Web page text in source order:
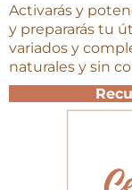
Activarás y
y prepararás tu
variados y
naturales y sin